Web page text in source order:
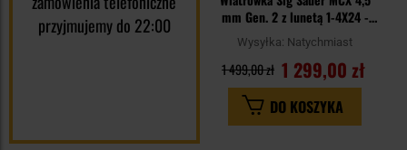
przyjmujemy do 22:00
mm Gen. 2 z lunetą 1-4X24 -
Black
Wysyłka: Natychmiast
1 299,00 zł
1 499,00 zł
DO KOSZYKA